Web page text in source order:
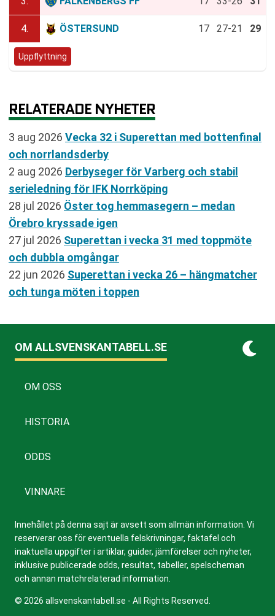
4. ÖSTERSUND 17 27-21 29
Uppflyttning
RELATERADE NYHETER
3 aug 2026 Vecka 32 i Superettan med bottenfinal
och norrlandsderby
2 aug 2026 Derbyseger för Varberg och stabil
serieledning för IFK Norrköping
28 jul 2026 Öster tog hemmasegern – medan
Örebro kryssade igen
27 jul 2026 Superettan i vecka 31 med toppmöte
och dubbla omgångar
22 jun 2026 Superettan i vecka 26 – hängmatcher
och tunga möten i toppen
OM ALLSVENSKANTABELL.SE
OM OSS
HISTORIA
ODDS
VINNARE
Innehållet på denna sajt är avsett som allmän information. Vi
reserverar oss för eventuella felskrivningar, faktafel och
inaktuella uppgifter i artiklar, guider, jämförelser och nyheter,
inklusive publicerade odds, resultat, tabeller, spelscheman
och annan matchrelaterad information.
© 2026 allsvenskantabell.se - All Rights Reserved.